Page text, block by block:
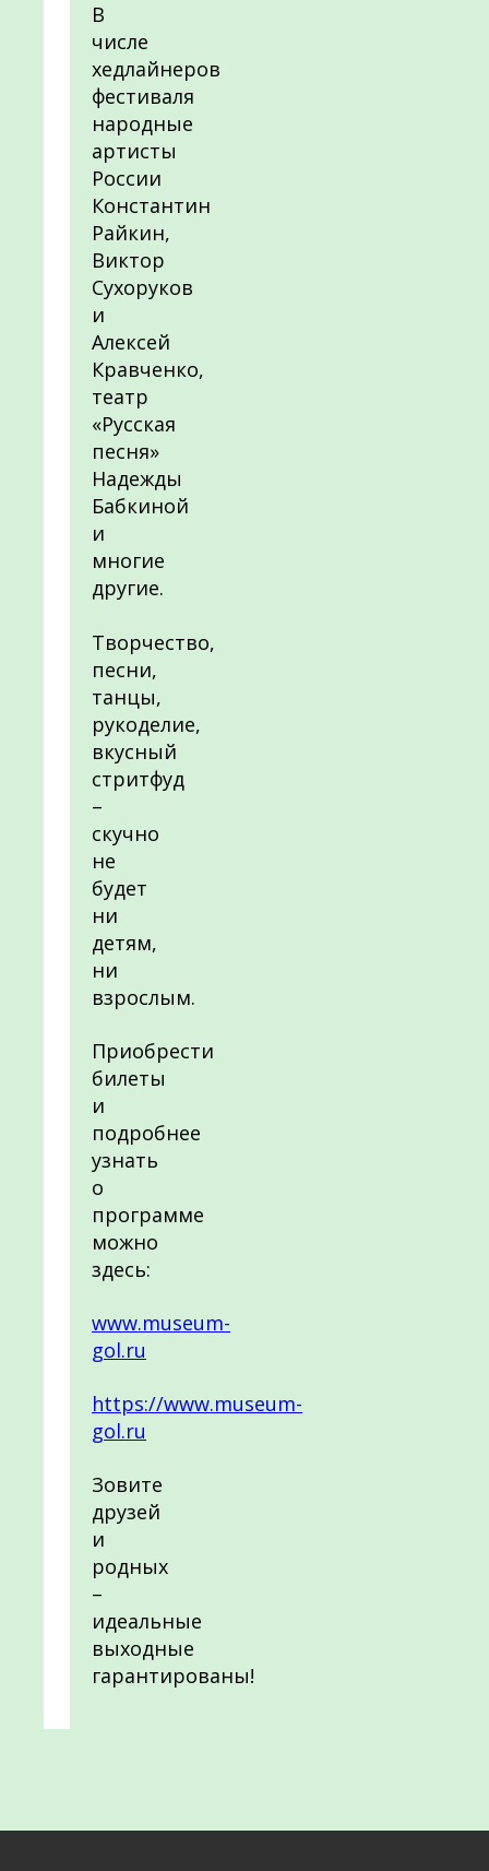
В
числе
хедлайнеров
фестиваля
народные
артисты
России
Константин
Райкин,
Виктор
Сухоруков
и
Алексей
Кравченко,
театр
«Русская
песня»
Надежды
Бабкиной
и
многие
другие.
Творчество,
песни,
танцы,
рукоделие,
вкусный
стритфуд
–
скучно
не
будет
ни
детям,
ни
взрослым.
Приобрести
билеты
и
подробнее
узнать
о
программе
можно
здесь:
www.museum-
gol.ru
https://www.museum-
gol.ru
Зовите
друзей
и
родных
–
идеальные
выходные
гарантированы!